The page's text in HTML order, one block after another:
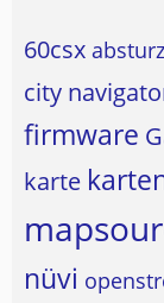
60csx absturz
city
firmware
karte
nüvi